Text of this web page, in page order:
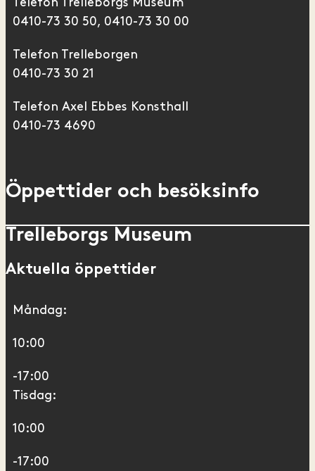
Telefon Trelleborgs Museum
0410-73 30 50, 0410-73 30 00
Telefon Trelleborgen
0410-73 30 21
Telefon Axel Ebbes Konsthall
0410-73 4690
Öppettider och besöksinfo
Trelleborgs Museum
Aktuella öppettider
Måndag:
10:00
-17:00
Tisdag:
10:00
-17:00